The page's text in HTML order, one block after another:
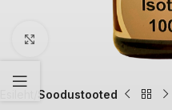
Click to enlarge
Soodustooted